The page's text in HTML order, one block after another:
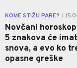
KOME STIŽU PARE?
Novčani
5 znakova će
snova, a evo ko
opasne greške